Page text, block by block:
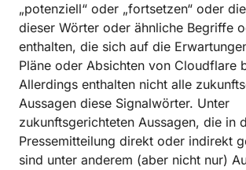
„potenziell“ oder „fortsetzen“ oder
dieser Wörter oder ähnliche Begriffe
enthalten, die sich auf die
Pläne oder Absichten von Cloudflare
Allerdings enthalten nicht alle
Aussagen diese Signalwörter. Unter
zukunftsgerichteten Aussagen, die in
Pressemitteilung direkt oder indirekt
sind unter anderem (aber nicht nur)